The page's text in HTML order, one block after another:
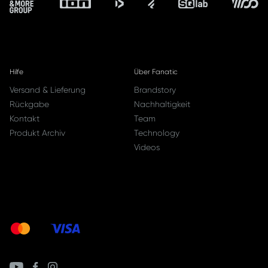
Hilfe
Versand & Lieferung
Rückgabe
Kontakt
Produkt Archiv
Über Fanatic
Brandstory
Nachhaltigkeit
Team
Technology
Videos